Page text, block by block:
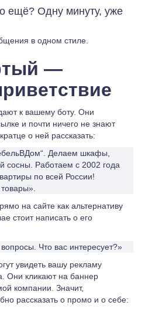
ещё? Одну минуту, уже
в одном стиле.
—
к вашему боту. Они
и почти ничего не знают
о ней рассказать:
Делаем шкафы,
сосны. Работаем с 2002 года
по всей России!
на сайте как альтернативу
стоит написать о его
Что вас интересует?»
увидеть вашу рекламу
Они кликают на баннер
компании. Значит,
рассказать о промо и о себе: